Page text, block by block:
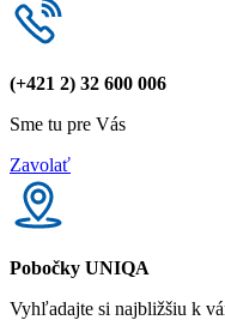
(+421 2) 32 600 006
Sme tu pre Vás
Zavolať
Pobočky UNIQA
Vyhľadajte si najbližšiu k